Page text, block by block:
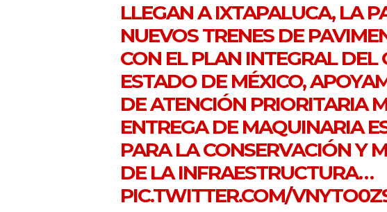
LLEGAN A IXTAPALUCA, LA
NUEVOS TRENES DE
CON EL PLAN INTEGRAL DEL
ESTADO DE MÉXICO,
DE ATENCIÓN PRIORITARIA
ENTREGA DE MAQUINARIA
PARA LA CONSERVACIÓN Y
DE LA INFRAESTRUCTURA…
PIC.TWITTER.COM/